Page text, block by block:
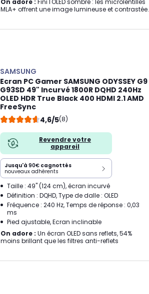
On adore : Fini l'OLED sombre : les microlentilles
MLA+ offrent une image lumineuse et contrastée.
SAMSUNG
Ecran PC Gamer SAMSUNG ODYSSEY G9
G93SD 49" Incurvé 1800R DQHD 240Hz
OLED HDR True Black 400 HDMI 2.1 AMD
FreeSync
4,6/5(8)
Revendre votre
appareil
Jusqu'à 90€ cagnottés
nouveaux adhérents
Taille : 49" (124 cm), écran incurvé
Définition : DQHD, Type de dalle : OLED
Fréquence : 240 Hz, Temps de réponse : 0,03
ms
Pied ajustable, Ecran inclinable
On adore : Un écran OLED sans reflets, 54%
moins brillant que les filtres anti-reflets